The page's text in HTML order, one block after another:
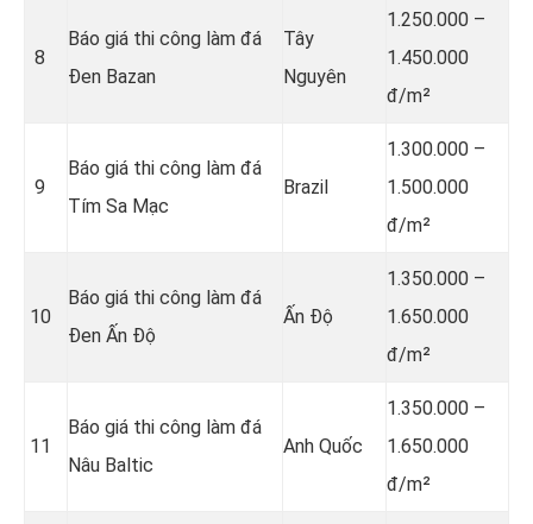
8
Báo giá thi công làm đá
Đen Bazan
Tây
Nguyên
1.250.000 –
1.450.000
đ/m²
9
Báo giá thi công làm đá
Tím Sa Mạc
Brazil
1.300.000 –
1.500.000
đ/m²
10
Báo giá thi công làm đá
Đen Ấn Độ
Ấn Độ
1.350.000 –
1.650.000
đ/m²
11
Báo giá thi công làm đá
Nâu Baltic
Anh Quốc
1.350.000 –
1.650.000
đ/m²